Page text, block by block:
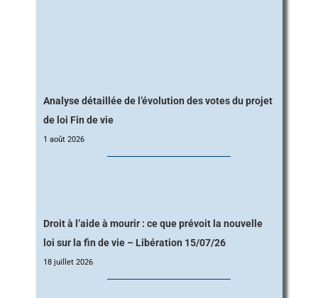
Analyse détaillée de l’évolution des votes du projet
de loi Fin de vie
1 août 2026
Droit à l’aide à mourir : ce que prévoit la nouvelle
loi sur la fin de vie – Libération 15/07/26
18 juillet 2026